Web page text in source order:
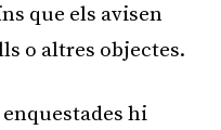
que els avisen
o altres objectes.
enquestades hi